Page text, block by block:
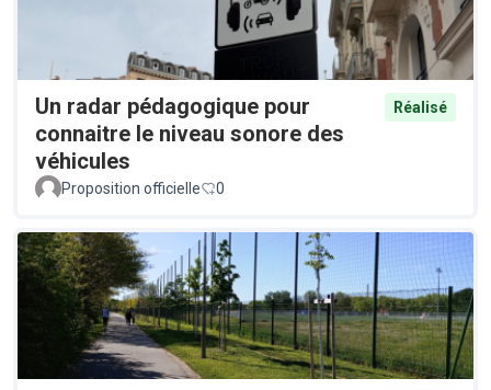
Un radar pédagogique pour
connaitre le niveau sonore des
véhicules
Réalisé
Proposition officielle 0